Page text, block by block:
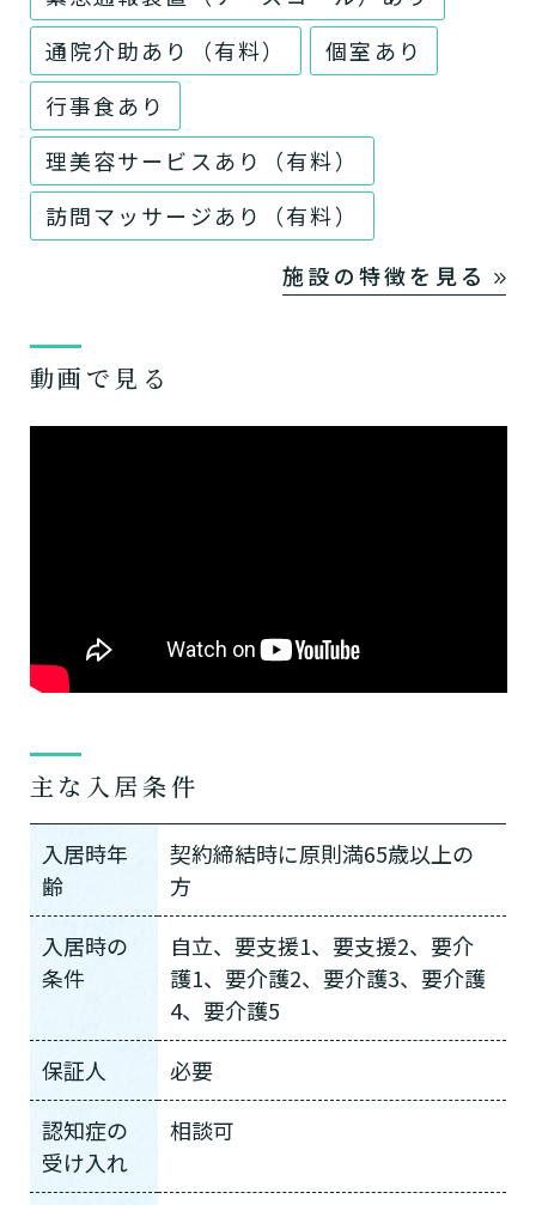
通院介助あり（有料）
個室あり
行事食あり
理美容サービスあり（有料）
訪問マッサージあり（有料）
施設の特徴を見る
動画で見る
主な入居条件
入居時年
齢
契約締結時に原則満65歳以上の
方
入居時の
条件
自立、要支援1、要支援2、要介
護1、要介護2、要介護3、要介護
4、要介護5
保証人
必要
認知症の
受け入れ
相談可